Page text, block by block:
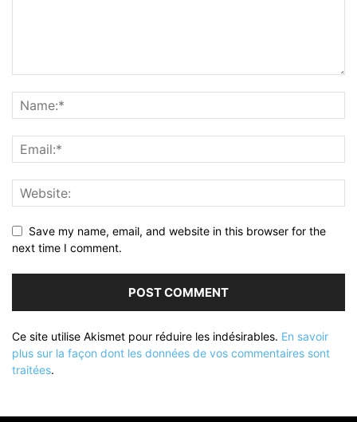
Save my name, email, and website in this browser for the
next time I comment.
Ce site utilise Akismet pour réduire les indésirables. En savoir
plus sur la façon dont les données de vos commentaires sont
traitées.